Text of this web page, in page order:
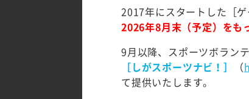
10:20
10:30
14:05
16:30
19:30
2017年にスタートした［ゲ
2026年8月末（予定）をも
9月以降、スポーツボラン
［しがスポーツナビ！］
（
て提供いたします。